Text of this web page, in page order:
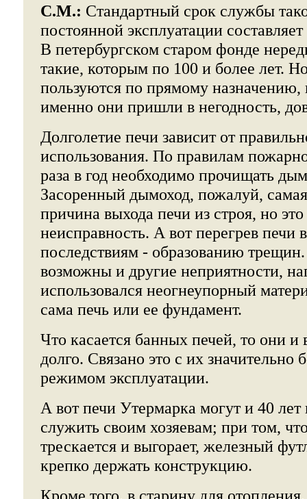
С.М.: Стандартный срок службы
постоянной эксплуатации
В петербургском старом фонде
такие, которым по 100 и более лет.
пользуются по прямому назначению,
именно они пришли в негодность,
Долголетие печи зависит от
использования. По правилам
раза в год необходимо прочищать
Засоренный дымоход, пожалуй,
причина выхода печи из строя, но
неисправность. А вот перегрев печи
последствиям - образованию
возможны и другие неприятности,
использовался неогнеупорный
сама печь или ее фундамент.
Что касается банных печей, то они и
долго. Связано это с их
режимом эксплуатации.
А вот печи Утермарка могут и 40 лет
служить своим хозяевам; при том,
трескается и выгорает, железный
крепко держать конструкцию.
Кроме того, в старину для